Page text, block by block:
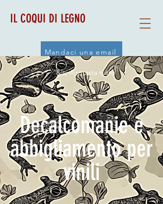
IL COQUI DI LEGNO
Mandaci una email
&lt; Acquista tutto
Decalcomanie e
abbigliamento per
vinili